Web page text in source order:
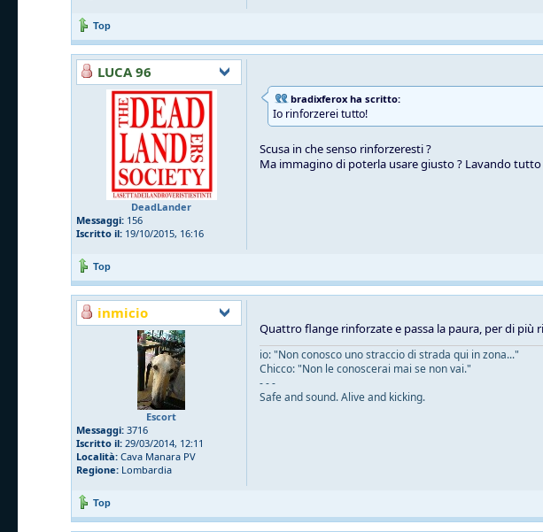
Top
LUCA 96
DeadLander
Messaggi: 156
Iscritto il: 19/10/2015, 16:16
bradixferox ha scritto:
Io rinforzerei tutto!
Scusa in che senso rinforzeresti ?
Ma immagino di poterla usare giusto ? Lavando
Top
inmicio
Escort
Messaggi: 3716
Iscritto il: 29/03/2014, 12:11
Località: Cava Manara PV
Regione: Lombardia
Quattro flange rinforzate e passa la paura, per di più
io: "Non conosco uno straccio di strada qui in zona..."
Chicco: "Non le conoscerai mai se non vai."
- - -
Safe and sound. Alive and kicking.
Top